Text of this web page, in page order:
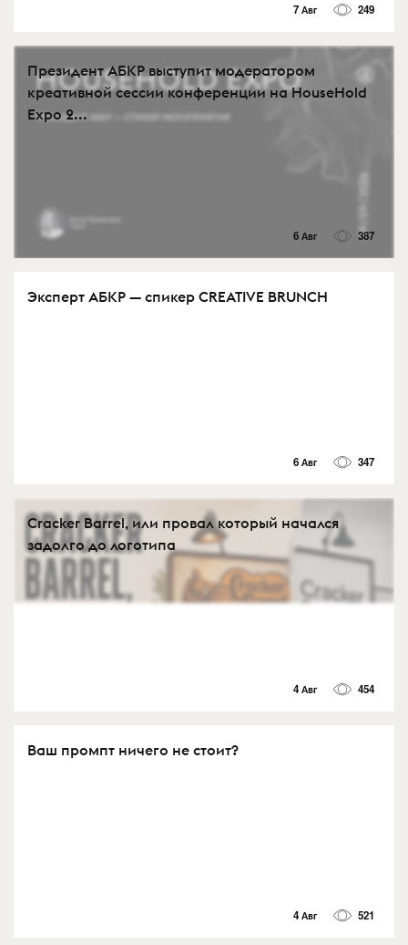
7 Авг 249
Президент АБКР выступит модератором
креативной сессии конференции на HouseHold
Expo 2...
6 Авг 387
Эксперт АБКР — спикер CREATIVE BRUNCH
6 Авг 347
Cracker Barrel, или провал который начался
задолго до логотипа
4 Авг 454
Ваш промпт ничего не стоит?
4 Авг 521